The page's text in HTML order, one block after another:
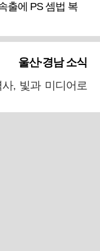
출에 PS 셈법 복
울산·경남 소식
, 빛과 미디어로